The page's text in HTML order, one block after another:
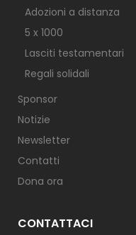
Adozioni a distanza
5 x 1000
Lasciti testamentari
Regali solidali
Sponsor
Notizie
Newsletter
Contatti
Dona ora
CONTATTACI